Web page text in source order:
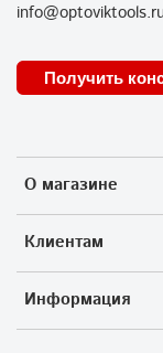
О магазине
Клиентам
Информация
Получить